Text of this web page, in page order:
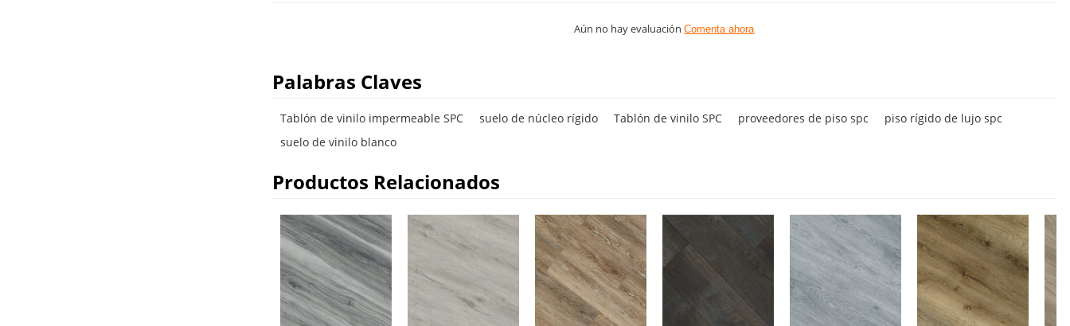
Aún no hay evaluaciónComenta ahora
Palabras Claves
Tablón de vinilo impermeable SPC suelo de núcleo rígido Tablón de vinilo SPC proveedores de piso spc
piso rígido de lujo spc
suelo de vinilo blanco
Productos Relacionados